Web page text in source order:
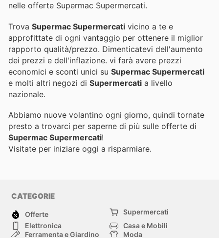
nelle offerte Supermac Supermercati.
Trova Supermac Supermercati vicino a te e
approfittate di ogni vantaggio per ottenere il miglior
rapporto qualità/prezzo. Dimenticatevi dell'aumento
dei prezzi e dell'inflazione. vi farà avere prezzi
economici e sconti unici su Supermac Supermercati
e molti altri negozi di Supermercati a livello
nazionale.
Abbiamo nuove volantino ogni giorno, quindi tornate
presto a trovarci per saperne di più sulle offerte di
Supermac Supermercati!
Visitate per iniziare oggi a risparmiare.
CATEGORIE
Offerte
Supermercati
Elettronica
Casa e Mobili
Ferramenta e Giardino
Moda